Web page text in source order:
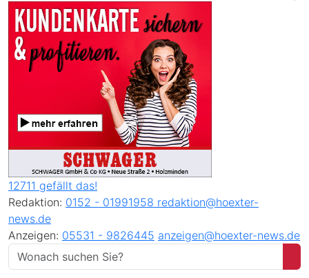
12711 gefällt das!
Redaktion: 0152 - 01991958 redaktion@hoexter-
news.de
Anzeigen: 05531 - 9826445 anzeigen@hoexter-news.de